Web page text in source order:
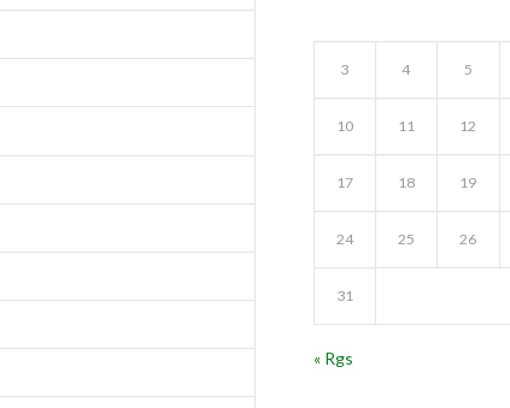
3 4 5
10 11 12
17 18 19
24 25 26
31
« Rgs